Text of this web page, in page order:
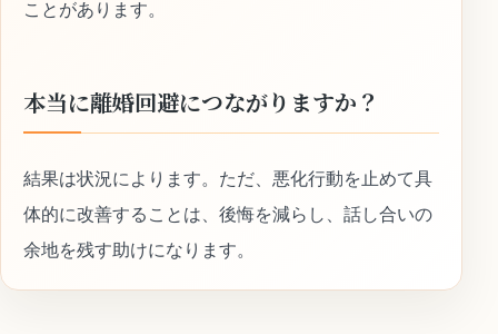
ことがあります。
本当に離婚回避につながりますか？
結果は状況によります。ただ、悪化行動を止めて具
体的に改善することは、後悔を減らし、話し合いの
余地を残す助けになります。